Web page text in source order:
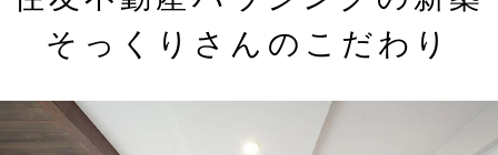
そっくりさんのこだわり